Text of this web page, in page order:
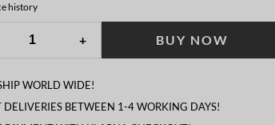
history
+ BUY NOW
WORLD WIDE!
DELIVERIES BETWEEN 1-4 WORKING DAYS!